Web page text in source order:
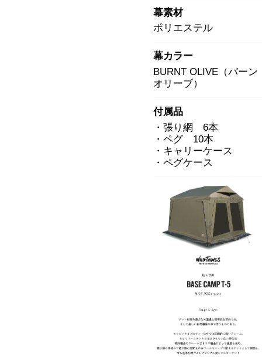
幕素材
ポリエステル
幕カラー
BURNT OLIVE（バーン
オリーブ）
付属品
・張り網 6本
・ペグ 10本
・キャリーケース
・ペグケース